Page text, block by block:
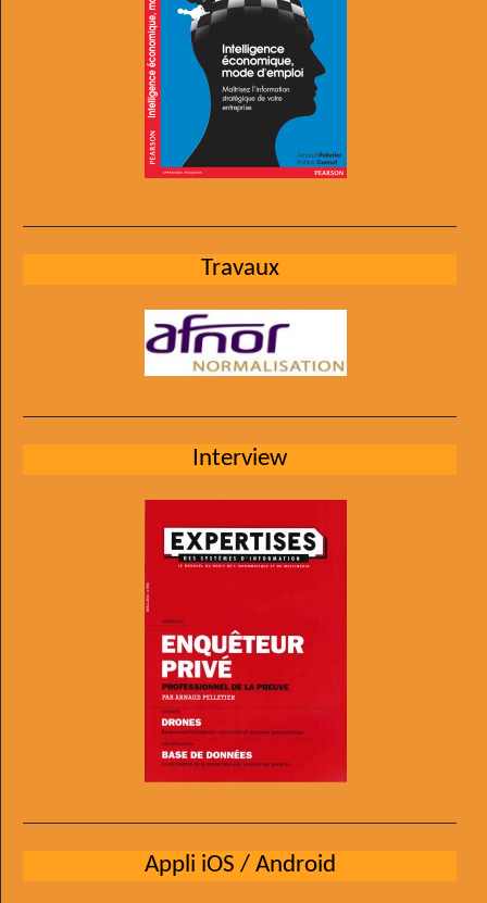
Travaux
Interview
Appli iOS / Android